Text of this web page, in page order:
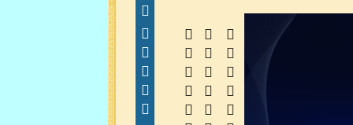
 